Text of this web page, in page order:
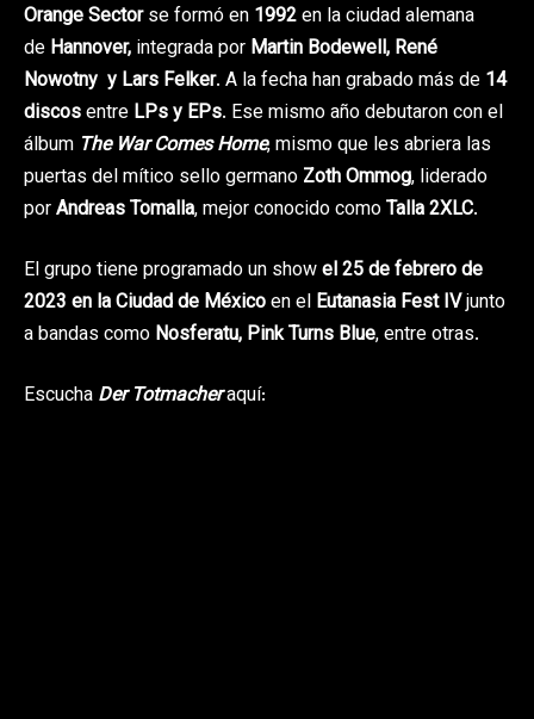
Orange Sectorse formó en 1992en la ciudad alemana
de Hannover, integrada por Martin Bodewell, René
Nowotny y Lars Felker. A la fecha han grabado más de 14
discosentre LPs y EPs. Ese mismo año debutaron con el
álbum The War Comes Home, mismo que les abriera las
puertas del mítico sello germano Zoth Ommog, liderado
porAndreas Tomalla, mejor conocido comoTalla 2XLC.
El grupo tiene programado un showel 25 de febrero de
2023 en la Ciudad de Méxicoen el Eutanasia Fest IVjunto
a bandas como Nosferatu, Pink Turns Blue, entre otras.
Escucha Der Totmacheraquí: